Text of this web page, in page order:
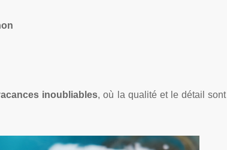
inoubliables, où la qualité et le détail sont